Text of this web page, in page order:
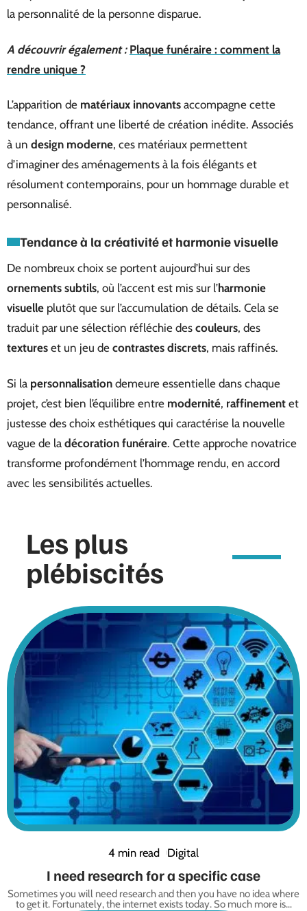
la personnalité de la personne disparue.
A découvrir également : Plaque funéraire : comment la
rendre unique ?
L’apparition de matériaux innovants accompagne cette
tendance, offrant une liberté de création inédite. Associés
à un design moderne, ces matériaux permettent
d’imaginer des aménagements à la fois élégants et
résolument contemporains, pour un hommage durable et
personnalisé.
Tendance à la créativité et harmonie visuelle
De nombreux choix se portent aujourd’hui sur des
ornements subtils, où l’accent est mis sur l’harmonie
visuelle plutôt que sur l’accumulation de détails. Cela se
traduit par une sélection réfléchie des couleurs, des
textures et un jeu de contrastes discrets, mais raffinés.
Si la personnalisation demeure essentielle dans chaque
projet, c’est bien l’équilibre entre modernité, raffinement et
justesse des choix esthétiques qui caractérise la nouvelle
vague de la décoration funéraire. Cette approche novatrice
transforme profondément l’hommage rendu, en accord
avec les sensibilités actuelles.
Les plus
plébiscités
4 min read Digital
I need research for a specific case
Sometimes you will need research and then you have no idea where
to get it. Fortunately, the internet exists today. So much more is…